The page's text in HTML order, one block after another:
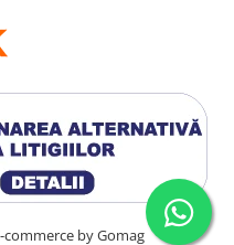
commerce by Gomag